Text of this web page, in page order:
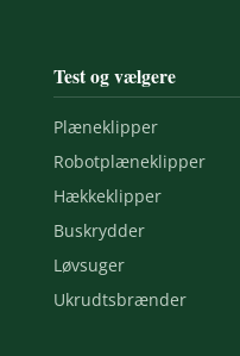
Test og vælgere
Plæneklipper
Robotplæneklipper
Hækkeklipper
Buskrydder
Løvsuger
Ukrudtsbrænder